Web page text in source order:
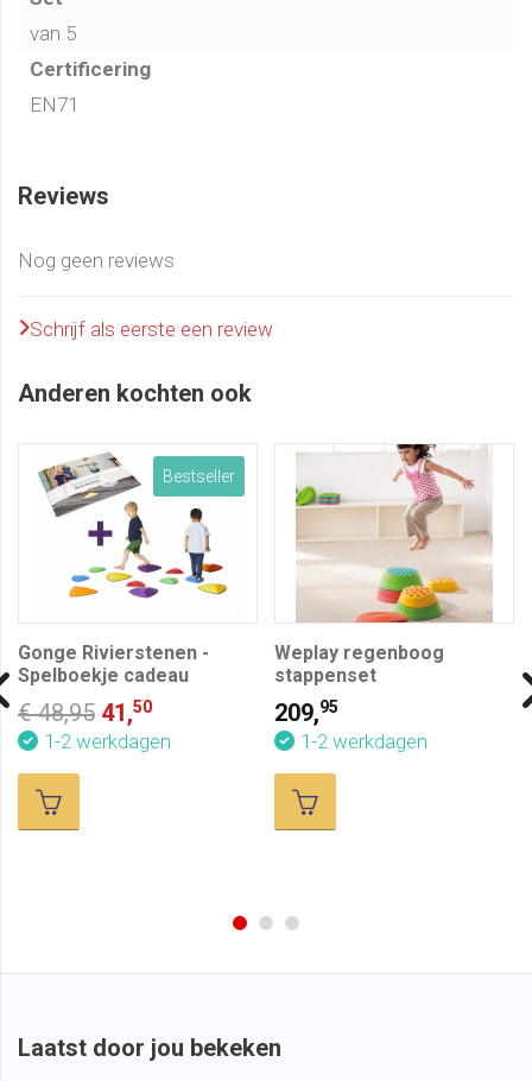
speltips.
van 5
Certificering
EN71
Reviews
Nog geen reviews
Schrijf als eerste een review
Anderen kochten ook
Bestseller
Gonge Rivierstenen -
Spelboekje cadeau
€ 48,95 41,50
1-2 werkdagen
Weplay regenboog
stappenset
209,95
1-2 werkdagen
Laatst door jou bekeken